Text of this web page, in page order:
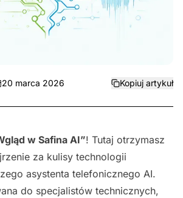
20 marca 2026 Kopiuj artykuł
w Safina AI”! Tutaj otrzymasz
za kulisy technologii
asystenta telefonicznego AI.
do specjalistów technicznych,